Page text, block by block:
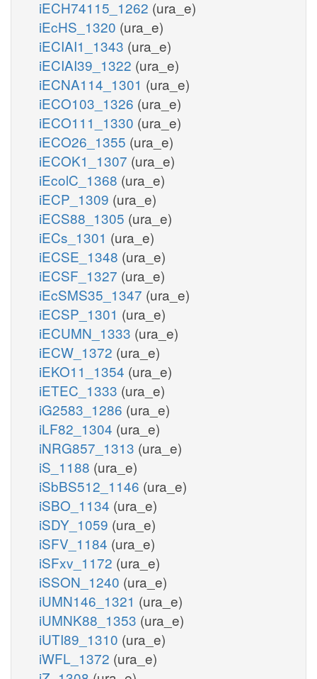
iECH74115_1262 (ura_e)
iEcHS_1320 (ura_e)
iECIAI1_1343 (ura_e)
iECIAI39_1322 (ura_e)
iECNA114_1301 (ura_e)
iECO103_1326 (ura_e)
iECO111_1330 (ura_e)
iECO26_1355 (ura_e)
iECOK1_1307 (ura_e)
iEcolC_1368 (ura_e)
iECP_1309 (ura_e)
iECS88_1305 (ura_e)
iECs_1301 (ura_e)
iECSE_1348 (ura_e)
iECSF_1327 (ura_e)
iEcSMS35_1347 (ura_e)
iECSP_1301 (ura_e)
iECUMN_1333 (ura_e)
iECW_1372 (ura_e)
iEKO11_1354 (ura_e)
iETEC_1333 (ura_e)
iG2583_1286 (ura_e)
iLF82_1304 (ura_e)
iNRG857_1313 (ura_e)
iS_1188 (ura_e)
iSbBS512_1146 (ura_e)
iSBO_1134 (ura_e)
iSDY_1059 (ura_e)
iSFV_1184 (ura_e)
iSFxv_1172 (ura_e)
iSSON_1240 (ura_e)
iUMN146_1321 (ura_e)
iUMNK88_1353 (ura_e)
iUTI89_1310 (ura_e)
iWFL_1372 (ura_e)